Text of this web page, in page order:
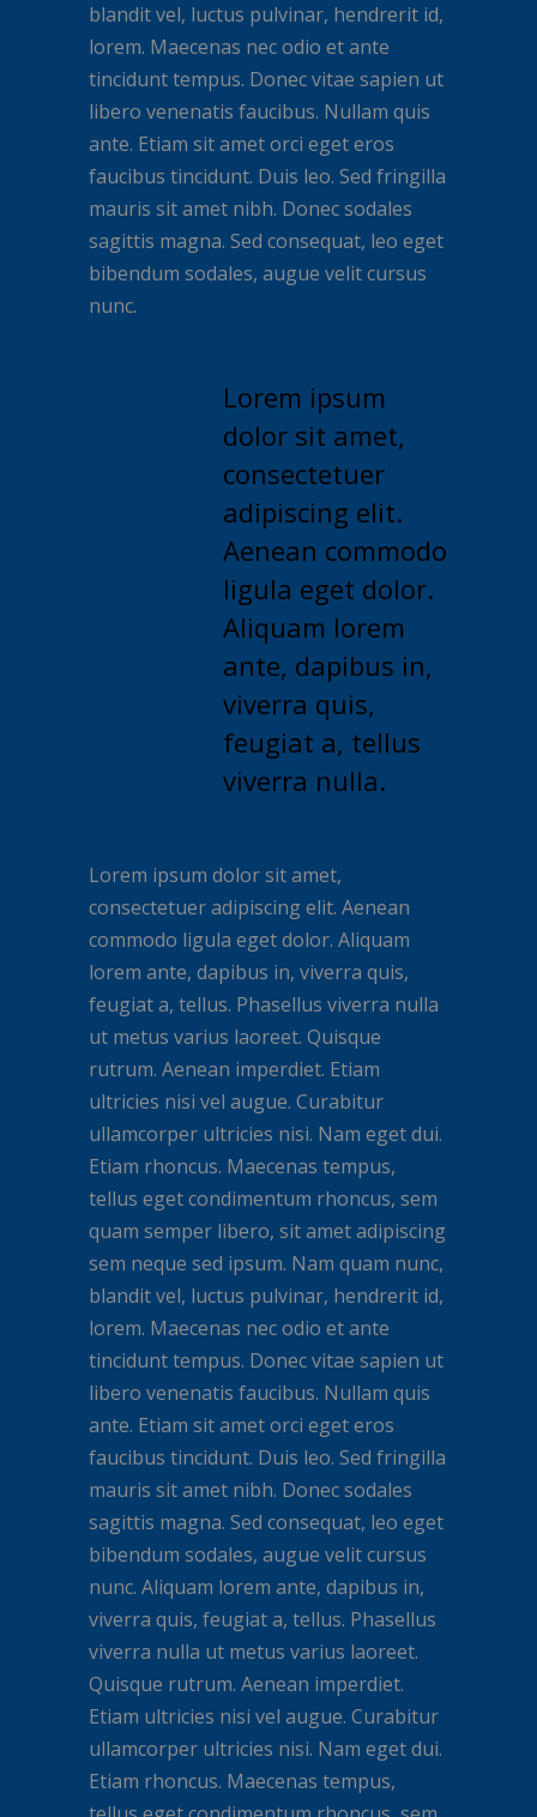
blandit vel, luctus pulvinar, hendrerit id,
lorem. Maecenas nec odio et ante
tincidunt tempus. Donec vitae sapien ut
libero venenatis faucibus. Nullam quis
ante. Etiam sit amet orci eget eros
faucibus tincidunt. Duis leo. Sed fringilla
mauris sit amet nibh. Donec sodales
sagittis magna. Sed consequat, leo eget
bibendum sodales, augue velit cursus
nunc.
Lorem ipsum
dolor sit amet,
consectetuer
adipiscing elit.
Aenean commodo
ligula eget dolor.
Aliquam lorem
ante, dapibus in,
viverra quis,
feugiat a, tellus
viverra nulla.
Lorem ipsum dolor sit amet,
consectetuer adipiscing elit. Aenean
commodo ligula eget dolor. Aliquam
lorem ante, dapibus in, viverra quis,
feugiat a, tellus. Phasellus viverra nulla
ut metus varius laoreet. Quisque
rutrum. Aenean imperdiet. Etiam
ultricies nisi vel augue. Curabitur
ullamcorper ultricies nisi. Nam eget dui.
Etiam rhoncus. Maecenas tempus,
tellus eget condimentum rhoncus, sem
quam semper libero, sit amet adipiscing
sem neque sed ipsum. Nam quam nunc,
blandit vel, luctus pulvinar, hendrerit id,
lorem. Maecenas nec odio et ante
tincidunt tempus. Donec vitae sapien ut
libero venenatis faucibus. Nullam quis
ante. Etiam sit amet orci eget eros
faucibus tincidunt. Duis leo. Sed fringilla
mauris sit amet nibh. Donec sodales
sagittis magna. Sed consequat, leo eget
bibendum sodales, augue velit cursus
nunc. Aliquam lorem ante, dapibus in,
viverra quis, feugiat a, tellus. Phasellus
viverra nulla ut metus varius laoreet.
Quisque rutrum. Aenean imperdiet.
Etiam ultricies nisi vel augue. Curabitur
ullamcorper ultricies nisi. Nam eget dui.
Etiam rhoncus. Maecenas tempus,